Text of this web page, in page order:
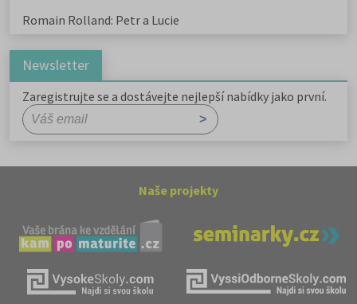
Romain Rolland: Petr a Lucie
Newsletter
Zaregistrujte se a dostávejte nejlepší nabídky jako první.
Naše projekty